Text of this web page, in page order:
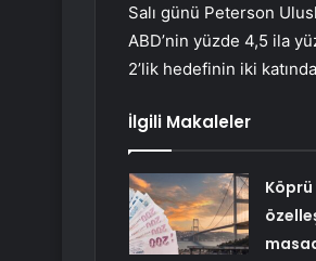
Salı günü Peterson
ABD’nin yüzde 4,5 ila
2’lik hedefinin iki
İlgili Makaleler